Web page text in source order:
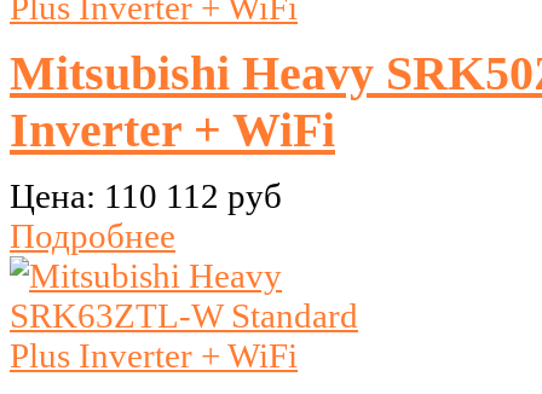
Mitsubishi Heavy
Inverter + WiFi
Цена: 110 112 руб
Подробнее